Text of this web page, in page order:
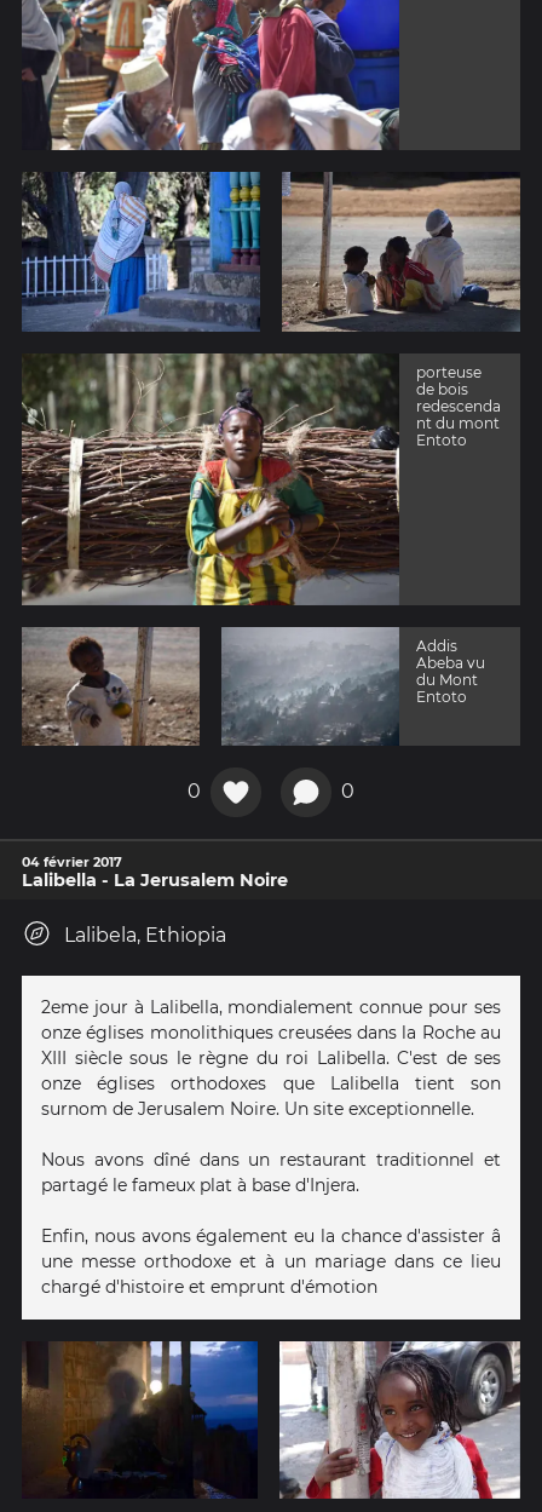
porteuse
de bois
redescenda
nt du mont
Entoto
Addis
Abeba vu
du Mont
Entoto
0 0
04 février 2017
Lalibella - La Jerusalem Noire
Lalibela, Ethiopia
2eme jour à Lalibella, mondialement connue pour ses
onze églises monolithiques creusées dans la Roche au
XIII siècle sous le règne du roi Lalibella. C'est de ses
onze églises orthodoxes que Lalibella tient son
surnom de Jerusalem Noire. Un site exceptionnelle.
Nous avons dîné dans un restaurant traditionnel et
partagé le fameux plat à base d'Injera.
Enfin, nous avons également eu la chance d'assister â
une messe orthodoxe et à un mariage dans ce lieu
chargé d'histoire et emprunt d'émotion